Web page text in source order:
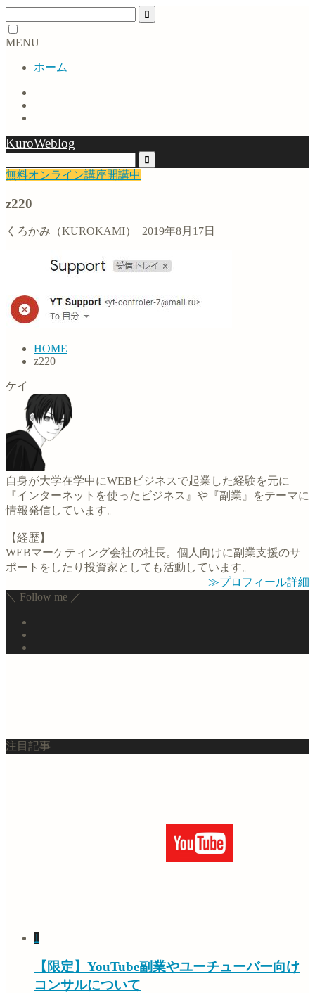
MENU
ホーム
KuroWeblog
無料オンライン講座開講中
z220
くろかみ（KUROKAMI） 2019年8月17日
HOME
z220
ケイ
自身が大学在学中にWEBビジネスで起業した経験を元に
『インターネットを使ったビジネス』や『副業』をテーマに
情報発信しています。
【経歴】
WEBマーケティング会社の社長。個人向けに副業支援のサ
ポートをしたり投資家としても活動しています。
≫プロフィール詳細
＼ Follow me ／
注目記事
1
【限定】YouTube副業やユーチューバー向け
コンサルについて